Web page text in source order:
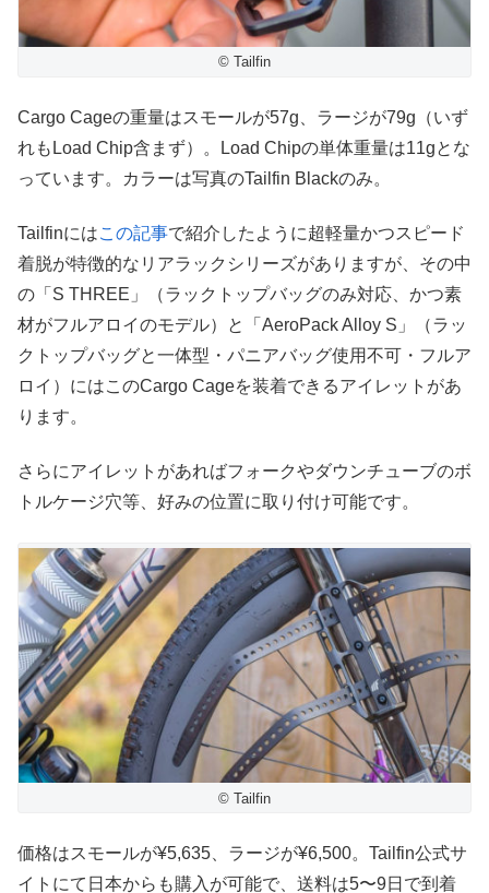
© Tailfin
Cargo Cageの重量はスモールが57g、ラージが79g（いず
れもLoad Chip含まず）。Load Chipの単体重量は11gとな
っています。カラーは写真のTailfin Blackのみ。
Tailfinにはこの記事で紹介したように超軽量かつスピード
着脱が特徴的なリアラックシリーズがありますが、その中
の「S THREE」（ラックトップバッグのみ対応、かつ素
材がフルアロイのモデル）と「AeroPack Alloy S」（ラッ
クトップバッグと一体型・パニアバッグ使用不可・フルア
ロイ）にはこのCargo Cageを装着できるアイレットがあ
ります。
さらにアイレットがあればフォークやダウンチューブのボ
トルケージ穴等、好みの位置に取り付け可能です。
© Tailfin
価格はスモールが¥5,635、ラージが¥6,500。Tailfin公式サ
イトにて日本からも購入が可能で、送料は5〜9日で到着